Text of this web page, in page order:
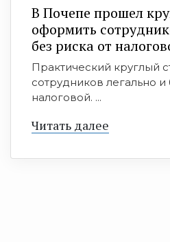
В Почепе прошел
оформить
без риска от
Практический круглый
сотрудников легально и
налоговой. ...
Читать далее